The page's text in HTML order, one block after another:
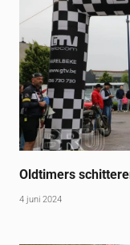
Oldtimers
4 juni 2024